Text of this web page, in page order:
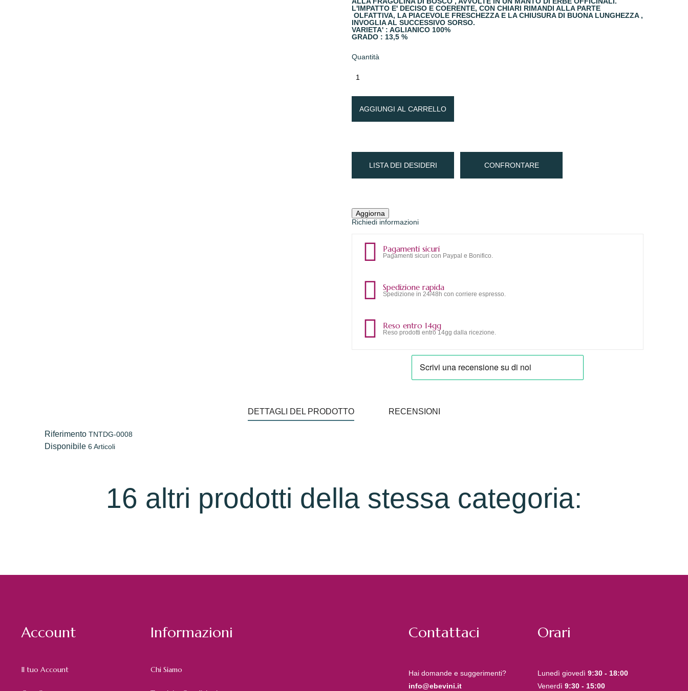
L'IMPATTO E' DECISO E COERENTE, CON CHIARI RIMANDI ALLA PARTE
OLFATTIVA, LA PIACEVOLE FRESCHEZZA E LA CHIUSURA DI BUONA LUNGHEZZA ,
INVOGLIA AL SUCCESSIVO SORSO.
VARIETA' : AGLIANICO 100%
GRADO : 13,5 %
Quantità
AGGIUNGI AL CARRELLO
LISTA DEI DESIDERI CONFRONTARE
Richiedi informazioni
Pagamenti sicuri
Pagamenti sicuri con Paypal e Bonifico.
Spedizione rapida
Spedizione in 24/48h con corriere espresso.
Reso entro 14gg
Reso prodotti entro 14gg dalla ricezione.
DETTAGLI DEL PRODOTTO RECENSIONI
Riferimento TNTDG-0008
Disponibile 6 Articoli
16 altri prodotti della stessa categoria:
Account
Il tuo Account
Informazioni
Chi Siamo
Contattaci
Hai domande e suggerimenti?
info@ebevini.it
Orari
Lunedì giovedì 9:30 - 18:00
Venerdì 9:30 - 15:00